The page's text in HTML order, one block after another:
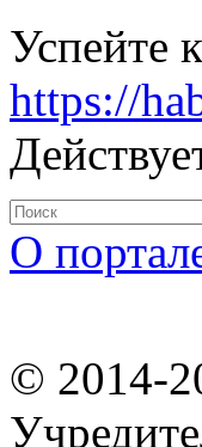
Успейте
https://
О
© 2014-